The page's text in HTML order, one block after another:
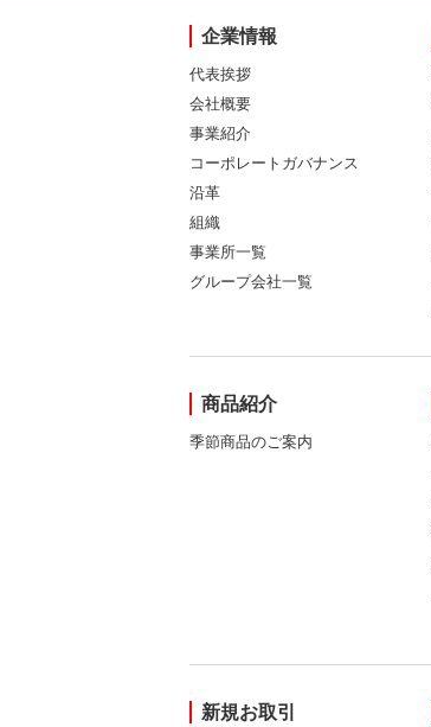
企業情報
代表挨拶
会社概要
事業紹介
コーポレートガバナンス
沿革
組織
事業所一覧
グループ会社一覧
商品紹介
季節商品のご案内
新規お取引